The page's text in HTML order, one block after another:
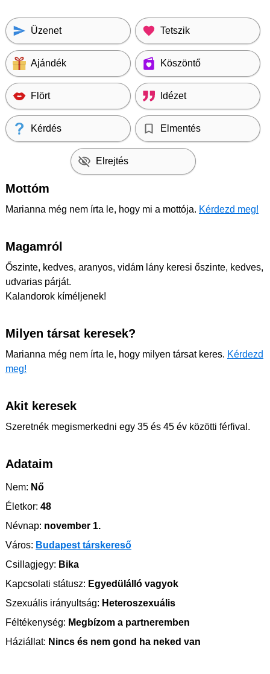
Üzenet Tetszik
Ajándék Köszöntő
Flört Idézet
Kérdés Elmentés
Elrejtés
Mottóm
Marianna még nem írta le, hogy mi a mottója. Kérdezd meg!
Magamról
Őszinte, kedves, aranyos, vidám lány keresi őszinte, kedves,
udvarias párját.
Kalandorok kíméljenek!
Milyen társat keresek?
Marianna még nem írta le, hogy milyen társat keres. Kérdezd
meg!
Akit keresek
Szeretnék megismerkedni egy 35 és 45 év közötti férfival.
Adataim
Nem: Nő
Életkor: 48
Névnap: november 1.
Város: Budapest társkereső
Csillagjegy: Bika
Kapcsolati státusz: Egyedülálló vagyok
Szexuális irányultság: Heteroszexuális
Féltékenység: Megbízom a partneremben
Háziállat: Nincs és nem gond ha neked van